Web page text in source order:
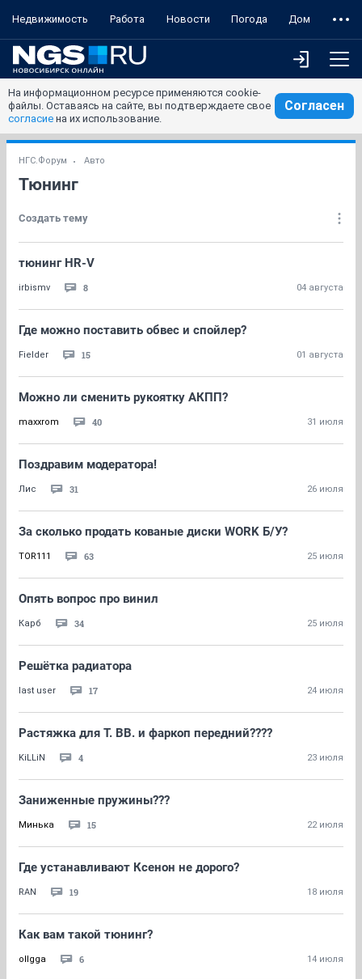
Недвижимость Работа Новости Погода Дом
На информационном ресурсе применяются cookie-
файлы. Оставаясь на сайте, вы подтверждаете свое
согласие на их использование.
Согласен
НГС.Форум Авто
Тюнинг
Создать тему
тюнинг HR-V
irbismv 8 04 августа
Где можно поставить обвес и спойлер?
Fielder 15 01 августа
Можно ли сменить рукоятку АКПП?
maxxrom 40 31 июля
Поздравим модератора!
Лис 31 26 июля
За сколько продать кованые диски WORK Б/У?
TOR111 63 25 июля
Опять вопрос про винил
Карб 34 25 июля
Решётка радиатора
last user 17 24 июля
Растяжка для Т. ВВ. и фаркоп передний????
KiLLiN 4 23 июля
Заниженные пружины???
Минька 15 22 июля
Где устанавливают Ксенон не дорого?
RAN 19 18 июля
Как вам такой тюнинг?
ollgga 6 14 июля